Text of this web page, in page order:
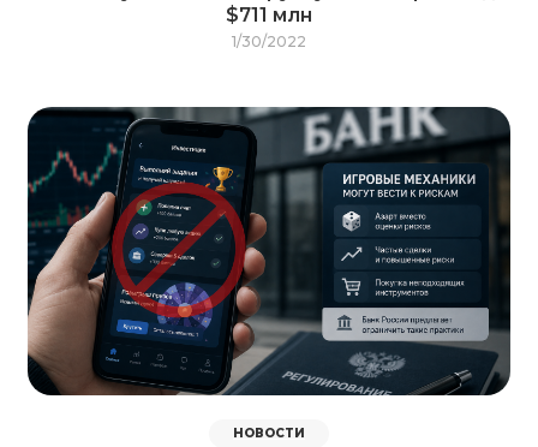
$711 млн
1/30/2022
НОВОСТИ